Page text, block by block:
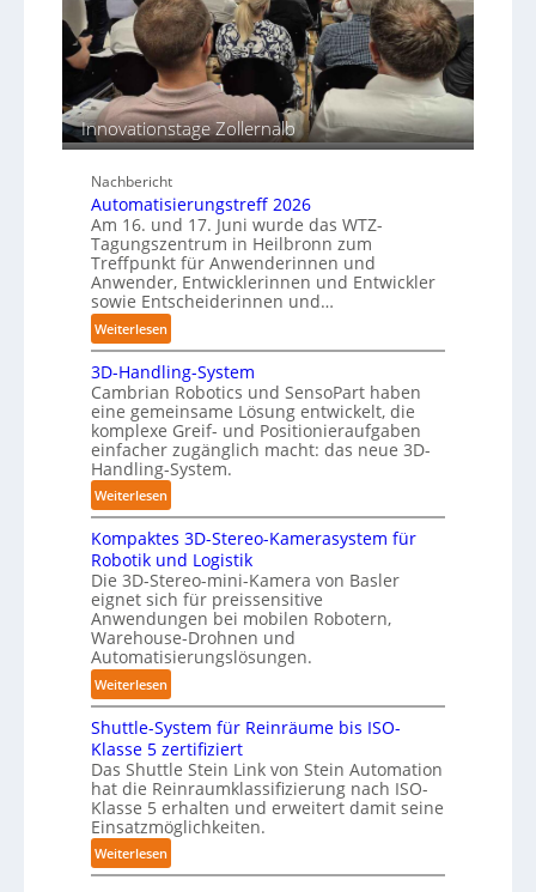
a
c
h
e
n
h
i
n
n
p
e
o
b
o
t
i
o
n
b
e
s
ä
n
d
i
g
e
P
o
l
y
m
e
r
l
a
e
r
f
ü
r
T
a
u
c
h
r
o
b
o
t
Innovationstage Zollernalb
Nachbericht
Automatisierungstreff 2026
Am 16. und 17. Juni wurde das WTZ-
Tagungszentrum in Heilbronn zum
Treffpunkt für Anwenderinnen und
Anwender, Entwicklerinnen und Entwickler
sowie Entscheiderinnen und…
Weiterlesen:
A
u
t
o
m
a
t
i
s
i
e
r
u
n
g
s
r
e
f
f
2
0
2
3D-Handling-System
Cambrian Robotics und SensoPart haben
eine gemeinsame Lösung entwickelt, die
komplexe Greif- und Positionieraufgaben
einfacher zugänglich macht: das neue 3D-
Handling-System.
Weiterlesen:
3
D
-
H
a
n
d
l
i
n
g
-
S
y
s
t
e
Kompaktes 3D-Stereo-Kamerasystem für
Robotik und Logistik
Die 3D-Stereo-mini-Kamera von Basler
eignet sich für preissensitive
Anwendungen bei mobilen Robotern,
Warehouse-Drohnen und
Automatisierungslösungen.
Weiterlesen:
K
o
m
p
a
k
t
e
Shuttle-System für Reinräume bis ISO-
Klasse 5 zertifiziert
Das Shuttle Stein Link von Stein Automation
hat die Reinraumklassifizierung nach ISO-
Klasse 5 erhalten und erweitert damit seine
Einsatzmöglichkeiten.
Weiterlesen:
S